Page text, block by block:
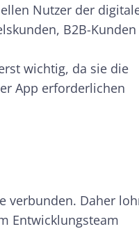
Nutzer der
B2B-
wichtig, da sie die
App erforderlichen
verbunden. Daher
Entwicklungsteam